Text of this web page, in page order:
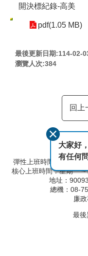
開決標紀錄-高美
pdf(1.05 MB)
最後更新日期:114-02-
瀏覽人次:384
回上
彈性上班時間：
核心上班時間：星期一
地址：
總機：08-
廉
最後
大家好
有任何